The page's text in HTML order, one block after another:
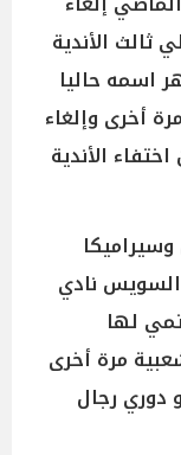
الأندية
اسمه حاليا
أخرى وإلغاء
الأندية
نادي
لها
مرة أخرى
دوري رجال